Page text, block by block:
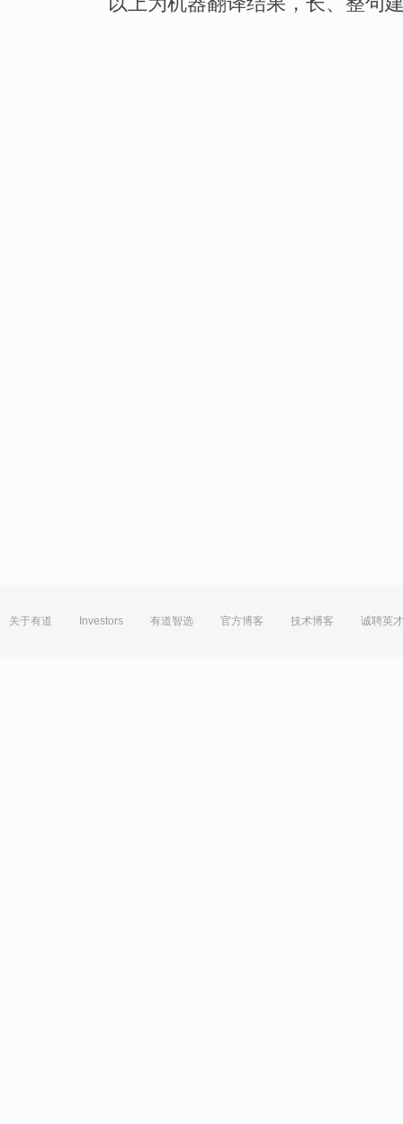
关于有道 Investors 有道智选 官方博客 技术博客 诚聘英才